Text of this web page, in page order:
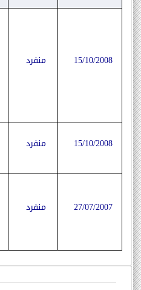
15/10/2008 منفرد
15/10/2008 منفرد
27/07/2007 منفرد